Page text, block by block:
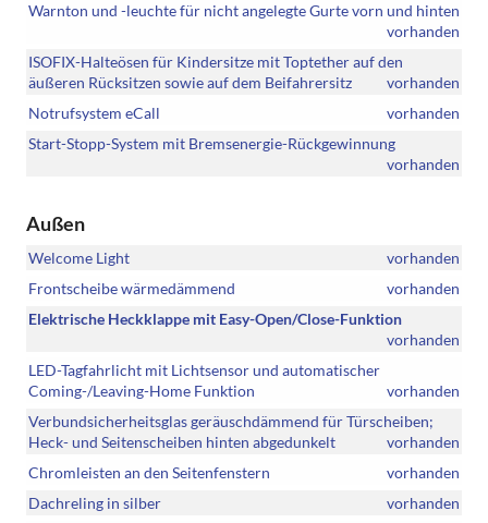
Warnton und -leuchte für nicht angelegte Gurte vorn und hinten
vorhanden
ISOFIX-Halteösen für Kindersitze mit Toptether auf den
äußeren Rücksitzen sowie auf dem Beifahrersitz
vorhanden
Notrufsystem eCall
vorhanden
Start-Stopp-System mit Bremsenergie-Rückgewinnung
vorhanden
Außen
Welcome Light
vorhanden
Frontscheibe wärmedämmend
vorhanden
Elektrische Heckklappe mit Easy-Open/Close-Funktion
vorhanden
LED-Tagfahrlicht mit Lichtsensor und automatischer
Coming-/Leaving-Home Funktion
vorhanden
Verbundsicherheitsglas geräuschdämmend für Türscheiben;
Heck- und Seitenscheiben hinten abgedunkelt
vorhanden
Chromleisten an den Seitenfenstern
vorhanden
Dachreling in silber
vorhanden